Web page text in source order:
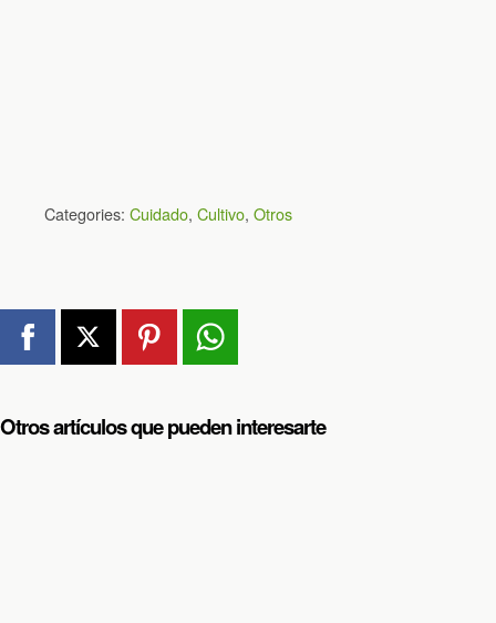
Categories: Cuidado, Cultivo, Otros
Otros artículos que pueden interesarte